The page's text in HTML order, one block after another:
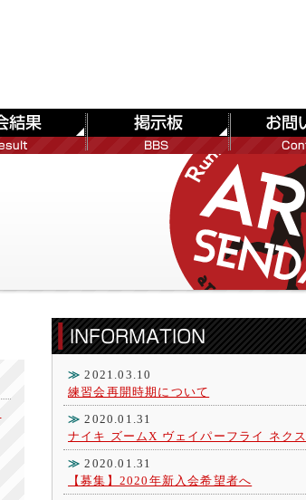
≫ 2021.03.10
練習会再開時期について
≫ 2020.01.31
ナイキ ズームX ヴェイパーフライ ネク
≫ 2020.01.31
【募集】2020年新入会希望者へ